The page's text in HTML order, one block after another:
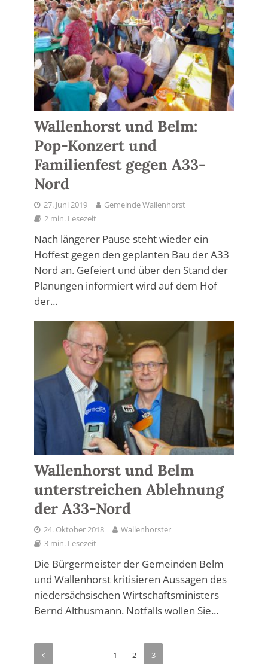
Wallenhorst und Belm:
Pop-Konzert und
Familienfest gegen A33-
Nord
27. Juni 2019
Gemeinde Wallenhorst
2 min. Lesezeit
Nach längerer Pause steht wieder ein
Hoffest gegen den geplanten Bau der A33
Nord an. Gefeiert und über den Stand der
Planungen informiert wird auf dem Hof
der...
Wallenhorst und Belm
unterstreichen Ablehnung
der A33-Nord
24. Oktober 2018
Wallenhorster
3 min. Lesezeit
Die Bürgermeister der Gemeinden Belm
und Wallenhorst kritisieren Aussagen des
niedersächsischen Wirtschaftsministers
Bernd Althusmann. Notfalls wollen Sie...
1 2 3